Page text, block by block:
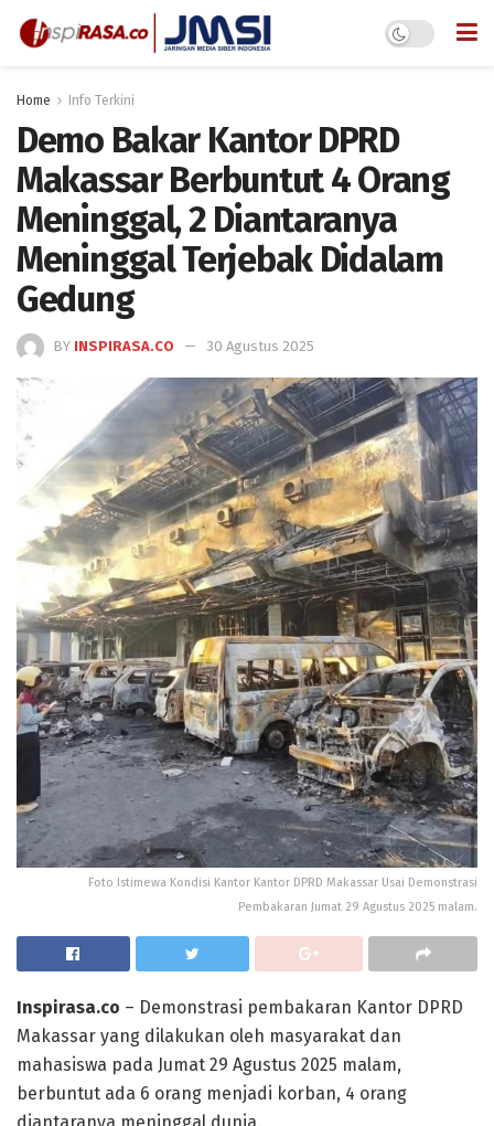
Home Info Terkini
Demo Bakar Kantor DPRD
Makassar Berbuntut 4 Orang
Meninggal, 2 Diantaranya
Meninggal Terjebak Didalam
Gedung
BY INSPIRASA.CO 30 Agustus 2025
Foto Istimewa Kondisi Kantor Kantor DPRD Makassar Usai Demonstrasi
Pembakaran Jumat 29 Agustus 2025 malam.
Inspirasa.co – Demonstrasi pembakaran Kantor DPRD
Makassar yang dilakukan oleh masyarakat dan
mahasiswa pada Jumat 29 Agustus 2025 malam,
berbuntut ada 6 orang menjadi korban, 4 orang